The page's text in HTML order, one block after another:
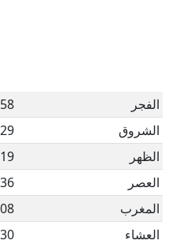
الفجر
AM
الشروق
AM
الظهر
PM
العصر
PM
المغرب
PM
العشاء
PM